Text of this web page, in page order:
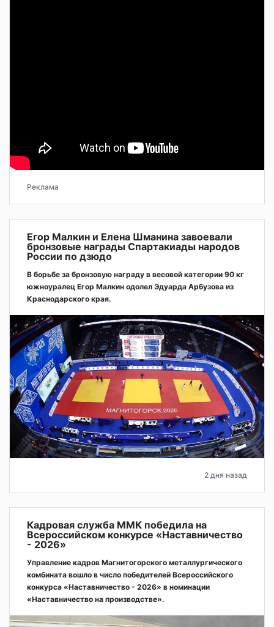
Реклама
Егор Малкин и Елена Шманина завоевали
бронзовые награды Спартакиады народов
России по дзюдо
В борьбе за бронзовую награду в весовой категории 90 кг
южноуралец Егор Малкин одолел Эдуарда Арбузова из
Краснодарского края.
2 дня назад
Кадровая служба ММК победила на
Всероссийском конкурсе «Наставничество
- 2026»
Управление кадров Магнитогорского металлургического
комбината вошло в число победителей Всероссийского
конкурса «Наставничество - 2026» в номинации
«Наставничество на производстве».